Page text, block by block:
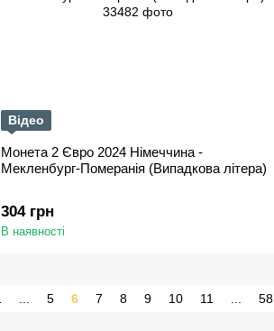
Відео
Монета 2 Євро 2024 Німеччина -
Мекленбург-Померанія (Випадкова літера)
304 грн
В наявності
5 6 7 8 9 10 11 58